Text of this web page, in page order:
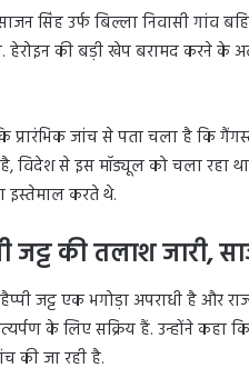
सिंह उर्फ बिल्ला निवासी
हेरोइन की बड़ी खेप बरामद करने
प्रारंभिक जांच से पता चला है कि
विदेश से इस मॉड्यूल को चला रहा
इस्तेमाल करते थे.
जट्ट की तलाश जारी,
जट्ट एक भगोड़ा अपराधी है और
के लिए सक्रिय हैं. उन्होंने
की जा रही है.